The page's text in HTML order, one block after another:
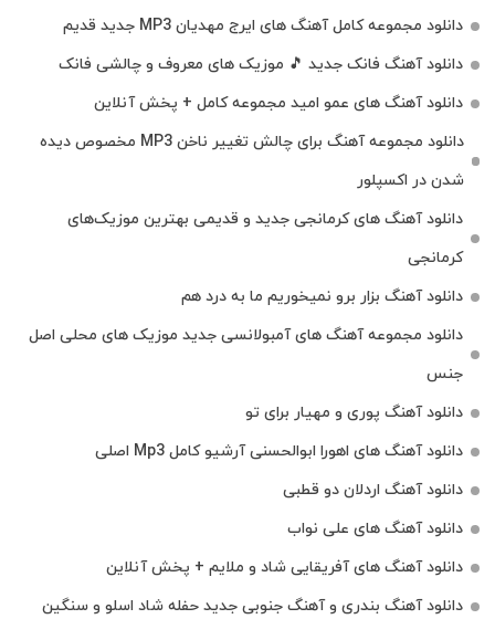
دانلود مجموعه کامل آهنگ های ایرج مهدیان MP3 جدید قدیم
دانلود آهنگ فانک جدید 🎵 موزیک‌ های معروف و چالشی فانک
دانلود آهنگ های عمو امید مجموعه کامل + پخش آنلاین
دانلود مجموعه آهنگ برای چالش تغییر ناخن MP3 مخصوص دیده
شدن در اکسپلور
دانلود آهنگ‌ های کرمانجی جدید و قدیمی بهترین موزیک‌های
کرمانجی
دانلود آهنگ بزار برو نمیخوریم ما به درد هم
دانلود مجموعه آهنگ های آمبولانسی جدید موزیک های محلی اصل
جنس
دانلود آهنگ پوری و مهیار برای تو
دانلود آهنگ های اهورا ابوالحسنی آرشیو کامل Mp3 اصلی
دانلود آهنگ اردلان دو قطبی
دانلود آهنگ های علی نواب
دانلود آهنگ های آفریقایی شاد و ملایم + پخش آنلاین
دانلود آهنگ بندری و آهنگ جنوبی جدید حفله شاد اسلو و سنگین